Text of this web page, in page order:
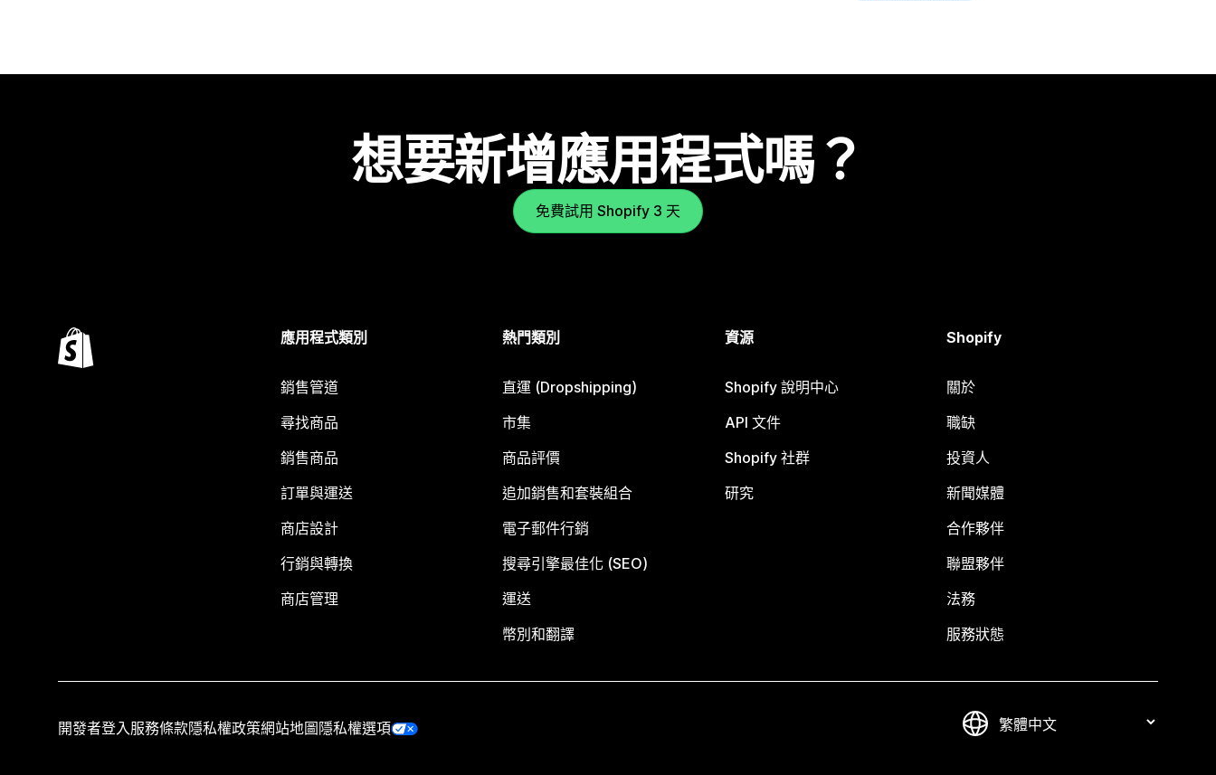
想要新增應用程式嗎？
免費試用 Shopify 3 天
應用程式類別
銷售管道
尋找商品
銷售商品
訂單與運送
商店設計
行銷與轉換
商店管理
熱門類別
直運 (Dropshipping)
市集
商品評價
追加銷售和套裝組合
電子郵件行銷
搜尋引擎最佳化 (SEO)
運送
幣別和翻譯
資源
Shopify 說明中心
API 文件
Shopify 社群
研究
Shopify
關於
職缺
投資人
新聞媒體
合作夥伴
聯盟夥伴
法務
服務狀態
開發者登入服務條款隱私權政策網站地圖 隱私權選項